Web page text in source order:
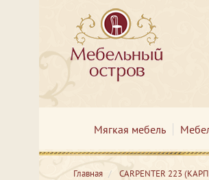
Мягкая мебель
Главная CARPENTER 223